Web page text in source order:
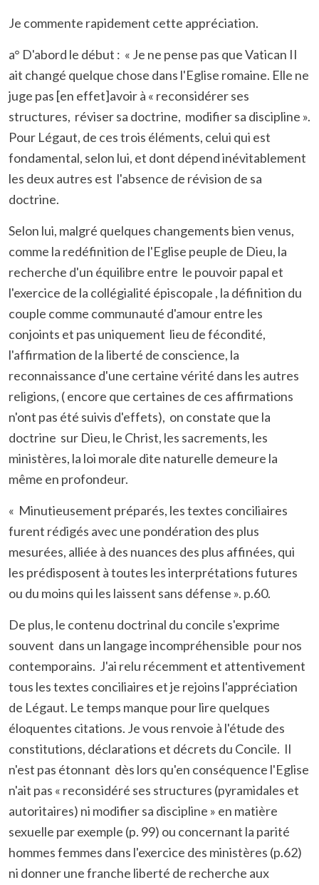
Je commente rapidement cette appréciation.
a° D'abord le début : « Je ne pense pas que Vatican II
ait changé quelque chose dans l'Eglise romaine. Elle ne
juge pas [en effet]avoir à « reconsidérer ses
structures, réviser sa doctrine, modifier sa discipline ».
Pour Légaut, de ces trois éléments, celui qui est
fondamental, selon lui, et dont dépend inévitablement
les deux autres est l'absence de révision de sa
doctrine.
Selon lui, malgré quelques changements bien venus,
comme la redéfinition de l'Eglise peuple de Dieu, la
recherche d'un équilibre entre le pouvoir papal et
l'exercice de la collégialité épiscopale , la définition du
couple comme communauté d'amour entre les
conjoints et pas uniquement lieu de fécondité,
l'affirmation de la liberté de conscience, la
reconnaissance d'une certaine vérité dans les autres
religions, ( encore que certaines de ces affirmations
n'ont pas été suivis d'effets), on constate que la
doctrine sur Dieu, le Christ, les sacrements, les
ministères, la loi morale dite naturelle demeure la
même en profondeur.
« Minutieusement préparés, les textes conciliaires
furent rédigés avec une pondération des plus
mesurées, alliée à des nuances des plus affinées, qui
les prédisposent à toutes les interprétations futures
ou du moins qui les laissent sans défense ». p.60.
De plus, le contenu doctrinal du concile s'exprime
souvent dans un langage incompréhensible pour nos
contemporains. J'ai relu récemment et attentivement
tous les textes conciliaires et je rejoins l'appréciation
de Légaut. Le temps manque pour lire quelques
éloquentes citations. Je vous renvoie à l'étude des
constitutions, déclarations et décrets du Concile. Il
n'est pas étonnant dès lors qu'en conséquence l'Eglise
n'ait pas « reconsidéré ses structures (pyramidales et
autoritaires) ni modifier sa discipline » en matière
sexuelle par exemple (p. 99) ou concernant la parité
hommes femmes dans l'exercice des ministères (p.62)
ni donner une franche liberté de recherche aux